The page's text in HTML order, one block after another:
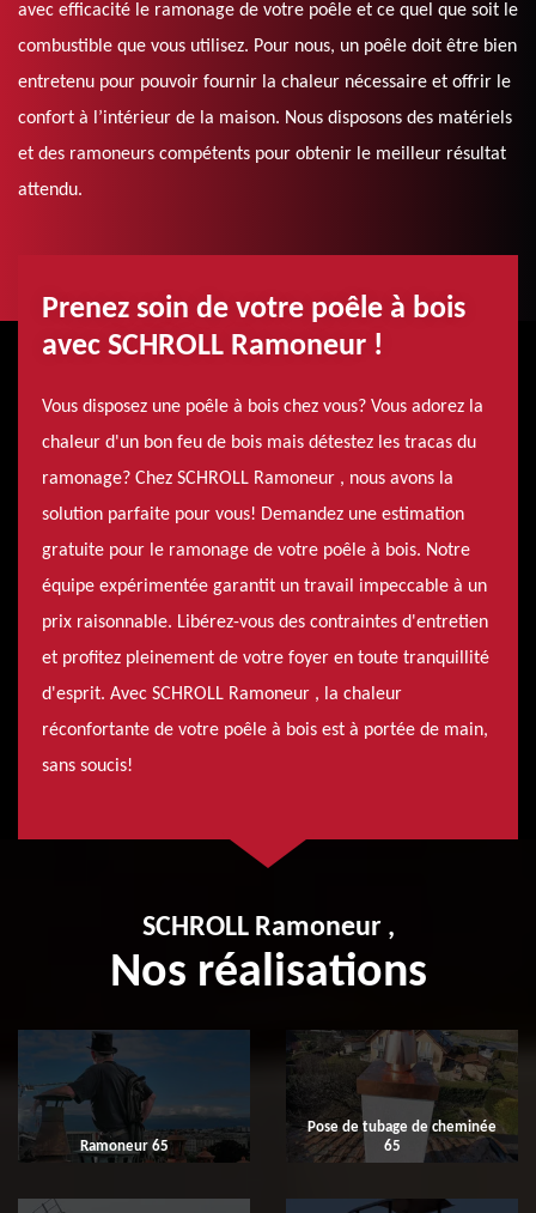
avec efficacité le ramonage de votre poêle et ce quel que soit le
combustible que vous utilisez. Pour nous, un poêle doit être bien
entretenu pour pouvoir fournir la chaleur nécessaire et offrir le
confort à l’intérieur de la maison. Nous disposons des matériels
et des ramoneurs compétents pour obtenir le meilleur résultat
attendu.
Prenez soin de votre poêle à bois
avec SCHROLL Ramoneur !
Vous disposez une poêle à bois chez vous? Vous adorez la
chaleur d'un bon feu de bois mais détestez les tracas du
ramonage? Chez SCHROLL Ramoneur , nous avons la
solution parfaite pour vous! Demandez une estimation
gratuite pour le ramonage de votre poêle à bois. Notre
équipe expérimentée garantit un travail impeccable à un
prix raisonnable. Libérez-vous des contraintes d'entretien
et profitez pleinement de votre foyer en toute tranquillité
d'esprit. Avec SCHROLL Ramoneur , la chaleur
réconfortante de votre poêle à bois est à portée de main,
sans soucis!
SCHROLL Ramoneur ,
Nos réalisations
Ramoneur 65
Pose de tubage de cheminée
65